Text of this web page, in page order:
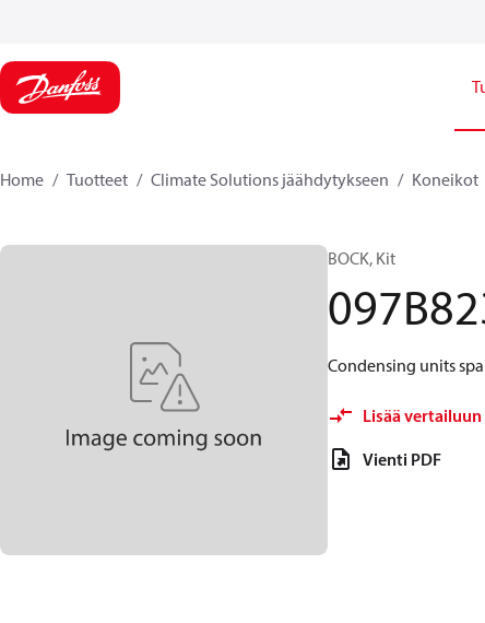
Home Tuotteet Climate Solutions jäähdytykseen Koneikot
BOCK, Kit
Condensing units
Lisää vertailuun
Vienti PDF